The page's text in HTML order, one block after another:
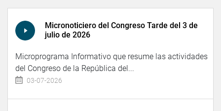
Micronoticiero del Congreso Tarde del 3 de
julio de 2026
Microprograma Informativo que resume las actividades
del Congreso de la República del...
03-07-2026